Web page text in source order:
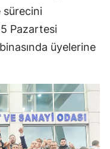
sürecini
Pazartesi
üyelerine